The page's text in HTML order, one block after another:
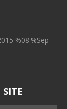
%08:%Sep
SITE